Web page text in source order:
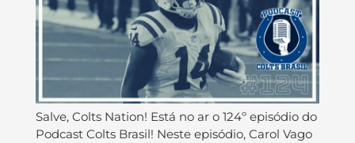
Salve, Colts Nation! Está no ar o 124º episódio do
Podcast Colts Brasil! Neste episódio, Carol Vago